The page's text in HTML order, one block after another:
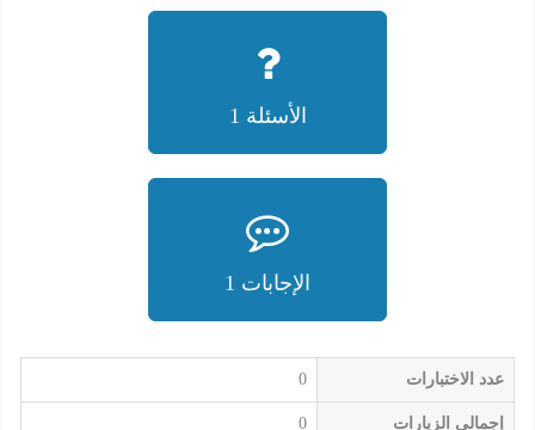
الأسئلة 1
الإجابات 1
عدد الاختبارات 0
إجمالي الزيارات 0